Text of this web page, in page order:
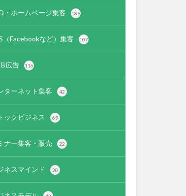
・ホームページ集客 189
（Facebookなど）集客 107
広告 116
ターネット集客 42
ックビジネス 69
ナー集客・販売 22
ネスマインド 30